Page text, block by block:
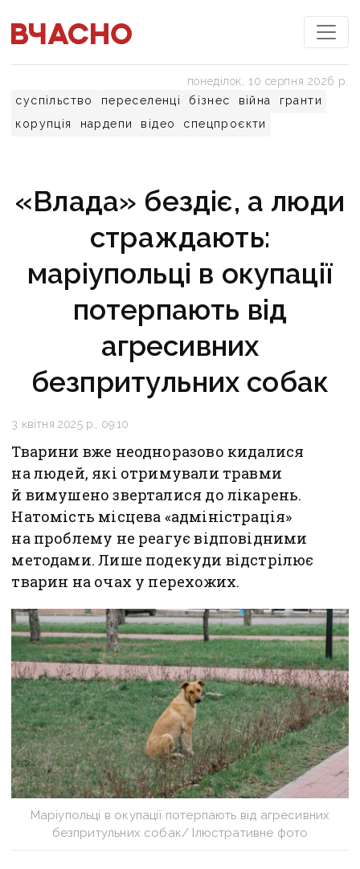
суспільство переселенці бізнес війна
гранти
корупція
нардепи відео спецпроєкти
понеділок, 10 серпня 2026 р.
«Влада» бездіє, а люди
страждають:
маріупольці в окупації
потерпають від
агресивних
безпритульних собак
3 квітня 2025 р., 09:10
Тварини вже неодноразово кидалися
на людей, які отримували травми
й вимушено зверталися до лікарень.
Натомість місцева «адміністрація»
на проблему не реагує відповідними
методами. Лише подекуди відстрілює
тварин на очах у перехожих.
Маріупольці в окупації потерпають від агресивних
безпритульних собак/ Ілюстративне фото